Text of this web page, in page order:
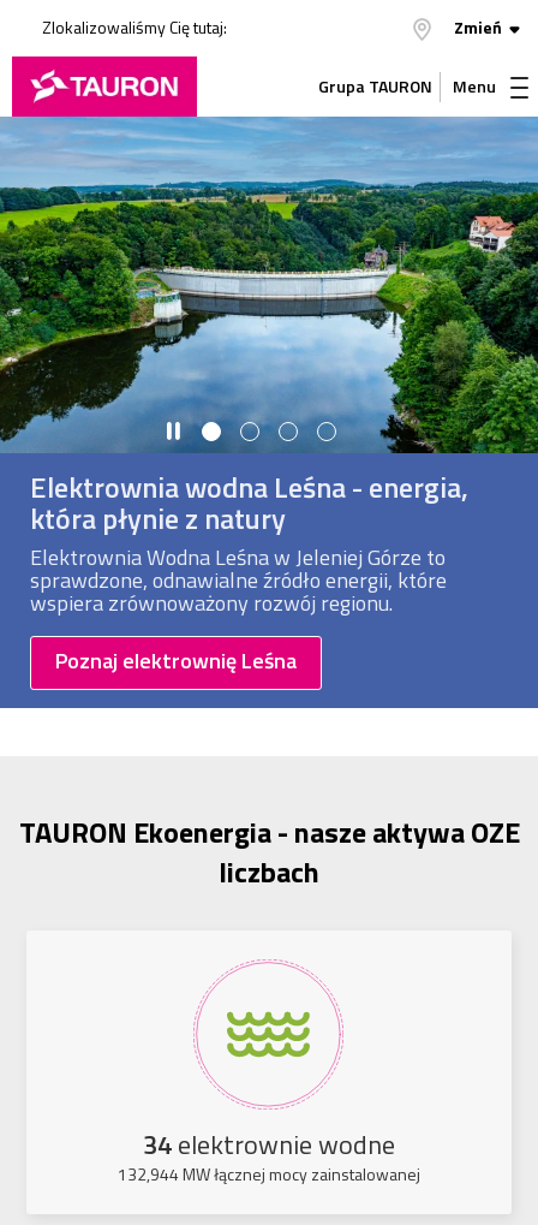
Zlokalizowaliśmy Cię tutaj: Zmień
Grupa TAURON Menu
Elektrownia wodna Leśna - energia,
która płynie z natury
Elektrownia Wodna Leśna w Jeleniej Górze to
sprawdzone, odnawialne źródło energii, które
wspiera zrównoważony rozwój regionu.
Poznaj elektrownię Leśna
TAURON Ekoenergia - nasze aktywa OZE
liczbach
34elektrownie wodne
132,944 MW łącznej mocy zainstalowanej